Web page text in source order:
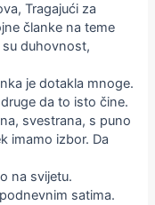
Tragajući za
članke na teme
duhovnost,
je dotakla mnoge.
da to isto čine.
svestrana, s puno
imamo izbor. Da
na svijetu.
satima.